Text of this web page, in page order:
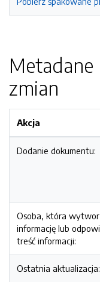
zmian
Akcja
Dodanie dokumentu:
Osoba, która
informację lub
treść informacji:
Ostatnia aktualizacja: